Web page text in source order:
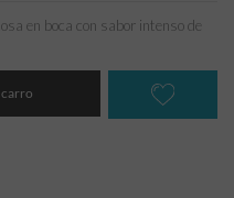
en boca con sabor intenso de